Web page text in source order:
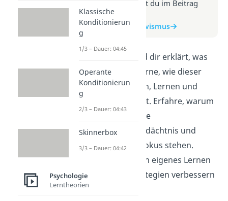
Weitere Infos erhältst du im Beitrag
zum Video
zum Beitrag: Kognitivismus
In diesem Video wird dir erklärt, was
Kognitivismus ist. Lerne, wie dieser
Ansatz unser Denken, Lernen und
Verhalten beeinflusst. Erfahre, warum
mentale Prozesse wie
Aufmerksamkeit, Gedächtnis und
Problemlösung im Fokus stehen.
Verstehe, wie du dein eigenes Lernen
durch kognitive Strategien verbessern
kannst.
Klassische
Konditionierun
g
1/3 – Dauer: 04:45
Operante
Konditionierun
g
2/3 – Dauer: 04:43
Skinnerbox
3/3 – Dauer: 04:42
Psychologie
Lerntheorien